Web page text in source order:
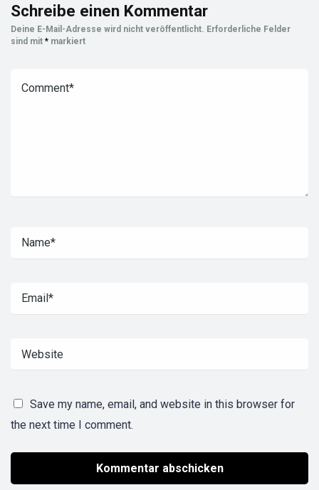
Schreibe einen Kommentar
Deine E-Mail-Adresse wird nicht veröffentlicht. Erforderliche Felder
sind mit * markiert
Save my name, email, and website in this browser for
the next time I comment.